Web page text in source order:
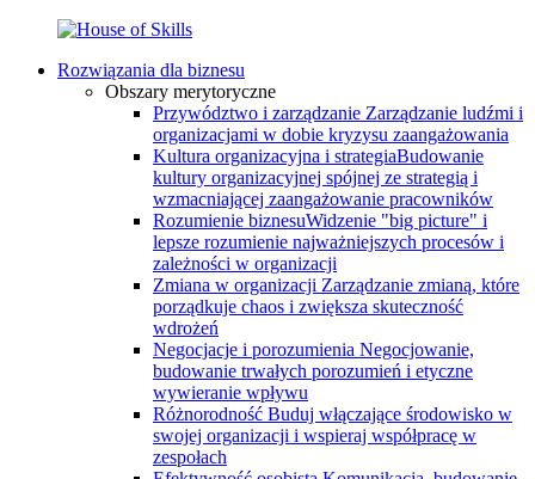
Rozwiązania dla biznesu
Obszary merytoryczne
Przywództwo i zarządzanie Zarządzanie ludźmi i
organizacjami w dobie kryzysu zaangażowania
Kultura organizacyjna i strategiaBudowanie
kultury organizacyjnej spójnej ze strategią i
wzmacniającej zaangażowanie pracowników
Rozumienie biznesuWidzenie "big picture" i
lepsze rozumienie najważniejszych procesów i
zależności w organizacji
Zmiana w organizacji Zarządzanie zmianą, które
porządkuje chaos i zwiększa skuteczność
wdrożeń
Negocjacje i porozumienia Negocjowanie,
budowanie trwałych porozumień i etyczne
wywieranie wpływu
Różnorodność Buduj włączające środowisko w
swojej organizacji i wspieraj współpracę w
zespołach